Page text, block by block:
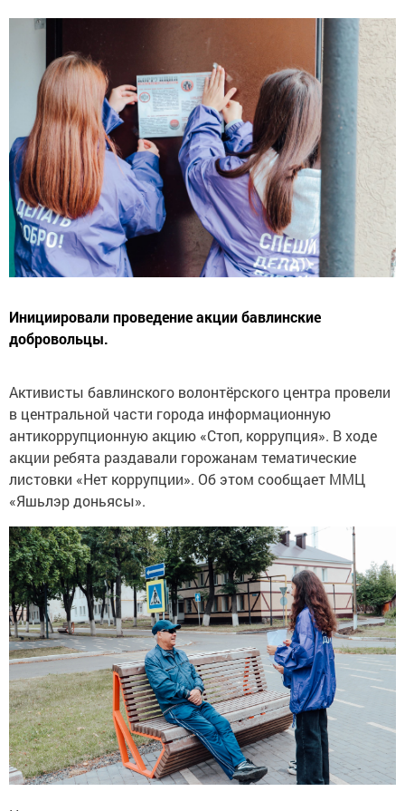
Инициировали проведение акции бавлинские
добровольцы.
Активисты бавлинского волонтёрского центра провели
в центральной части города информационную
антикоррупционную акцию «Стоп, коррупция». В ходе
акции ребята раздавали горожанам тематические
листовки «Нет коррупции». Об этом сообщает ММЦ
«‎Яшьлэр доньясы»‎.